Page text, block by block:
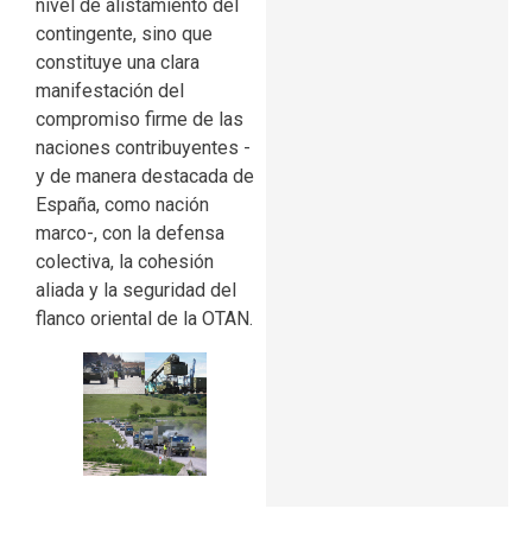
nivel de alistamiento del
contingente, sino que
constituye una clara
manifestación del
compromiso firme de las
naciones contribuyentes -
y de manera destacada de
España, como nación
marco-, con la defensa
colectiva, la cohesión
aliada y la seguridad del
flanco oriental de la OTAN.